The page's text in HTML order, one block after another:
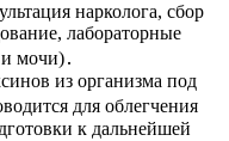
нарколога, сбор
лабораторные
мочи)․
из организма под
для облегчения
к дальнейшей